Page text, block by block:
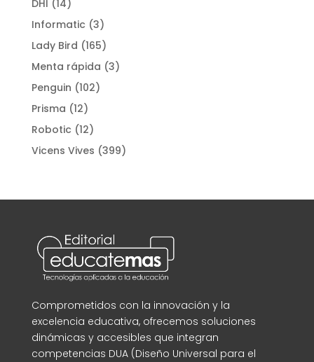
DHI 1414
productos
Informatic 33
productos
Lady Bird 165165
productos
Menta rápida 33
Penguin 102102
Prisma 1212
productos
Robotic 1212
productos
Vicens Vives 399399
Comprometidos con la innovación y la
excelencia educativa, ofrecemos soluciones
dinámicas y accesibles que integran
competencias DUA (Diseño Universal para el